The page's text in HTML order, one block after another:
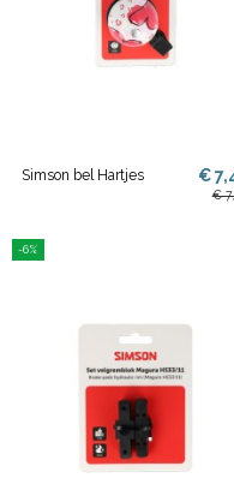
Simson bel Hartjes €
€
-6%